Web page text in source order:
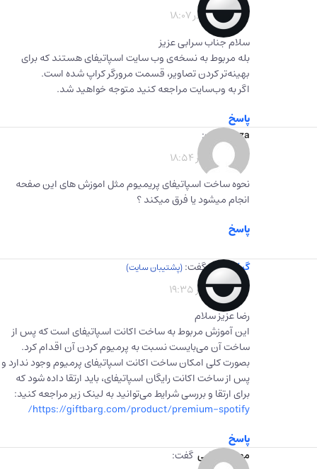
1402-10-02 در 18:07
سلام جناب سرابی عزیز
بله مربوط به نسخه‌ی وب سایت اسپاتیفای هستند که برای
بهینه‌تر کردن تصاویر، قسمت مرورگر کراپ شده است.
اگر به وب‌سایت مراجعه کنید متوجه خواهید شد.
پاسخ
reza
گفت:
1402-10-10 در 18:54
نحوه ساخت اسپاتیفای پریمیوم مثل اموزش های این صفحه
انجام میشود یا فرق میکند ؟
پاسخ
گیفت برگ گفت:
1402-10-10 در 19:35
رضا عزیز سلام
این آموزش مربوط به ساخت اکانت اسپاتیفای است که پس از
ساخت آن می‌بایست نسبت به پرمیوم کردن آن اقدام کرد.
بصورت کلی امکان ساخت اکانت اسپاتیفای پرمیوم وجود ندارد و
پس از ساخت اکانت رایگان اسپاتیفای، باید ارتقا داده شود که
برای ارتقا و بررسی شرایط می‌توانید به لینک زیر مراجعه کنید:
https://giftbarg.com/product/premium-spotify/
پاسخ
مهدی فدایی گفت: